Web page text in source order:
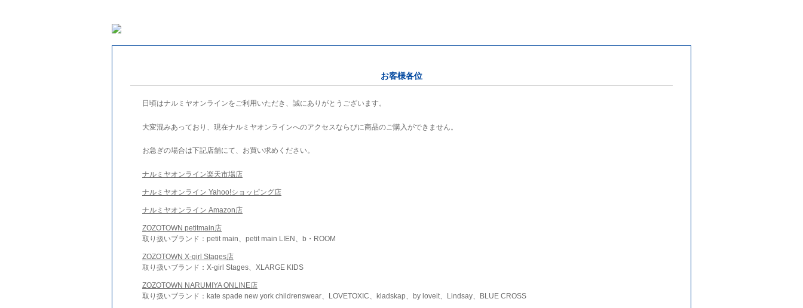
お客様各位
日頃はナルミヤオンラインをご利用いただき、誠にありがとうございます。
大変混みあっており、現在ナルミヤオンラインへのアクセスならびに商品のご購入ができません。
お急ぎの場合は下記店舗にて、お買い求めください。
ナルミヤオンライン楽天市場店
ナルミヤオンライン Yahoo!ショッピング店
ナルミヤオンライン Amazon店
ZOZOTOWN petitmain店
取り扱いブランド：petit main、petit main LIEN、b・ROOM
ZOZOTOWN X-girl Stages店
取り扱いブランド：X-girl Stages、XLARGE KIDS
ZOZOTOWN NARUMIYA ONLINE店
取り扱いブランド：kate spade new york childrenswear、LOVETOXIC、kladskap、by loveit、Lindsay、BLUE CROSS